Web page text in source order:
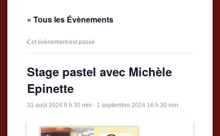
« Tous les Évènements
Cet évènement est passé.
Stage pastel avec Michèle
Epinette
31 août 2024 9 h 30 min - 1 septembre 2024 16 h 30 min